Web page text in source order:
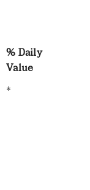
% Daily
Value
*